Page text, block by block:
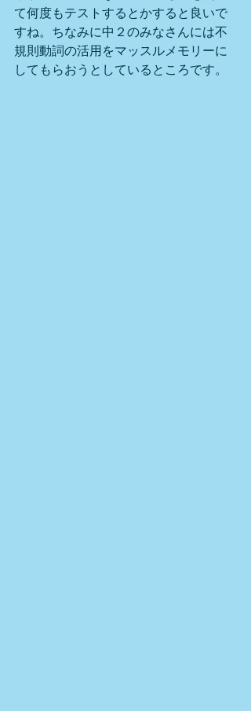
て何度もテストするとかすると良いで
すね。ちなみに中２のみなさんには不
規則動詞の活用をマッスルメモリーに
してもらおうとしているところです。